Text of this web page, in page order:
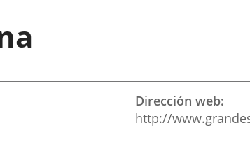
Dirección web
http://